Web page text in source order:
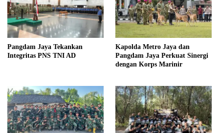
Pangdam Jaya Tekankan
Integritas PNS TNI AD
Kapolda Metro Jaya dan
Pangdam Jaya Perkuat Sinergi
dengan Korps Marinir